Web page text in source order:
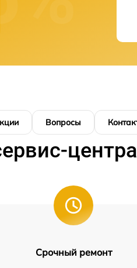
Вопросы
центра
Срочный ремонт